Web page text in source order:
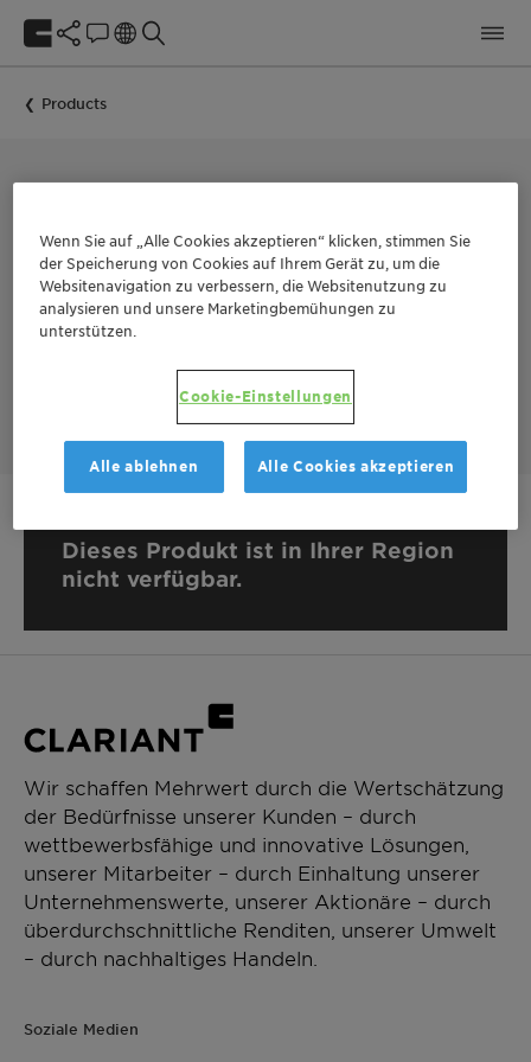
Products
Nipacide HF-I
Nipacide HF-I is an in-can biocide based on CMIT/MIT
combination with Formaldehyde. It is specifically developed
spoilage in the wet state.
Dieses Produkt ist in Ihrer Region
nicht verfügbar.
Wir schaffen Mehrwert durch die Wertschätzung
der Bedürfnisse unserer Kunden – durch
wettbewerbsfähige und innovative Lösungen,
unserer Mitarbeiter – durch Einhaltung unserer
Unternehmenswerte, unserer Aktionäre – durch
überdurchschnittliche Renditen, unserer Umwelt
– durch nachhaltiges Handeln.
Soziale Medien
Wenn Sie auf „Alle Cookies akzeptieren“ klicken, stimmen Sie
der Speicherung von Cookies auf Ihrem Gerät zu, um die
Websitenavigation zu verbessern, die Websitenutzung zu
analysieren und unsere Marketingbemühungen zu
unterstützen.
Cookie-Einstellungen
Alle ablehnen Alle Cookies akzeptieren